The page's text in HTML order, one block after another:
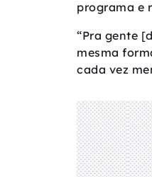
programa e
“Pra gente
mesma
cada vez